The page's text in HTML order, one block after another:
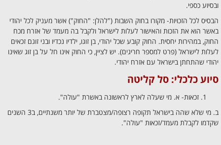
ובסיוע כספי.
הבסיס לכל הזכויות- מקורו בחוק השבות ("להלן: "החוק") אשר מעניק לכל יהודי
באשר הוא את הזכות והאישור לעלות לישראל ולקבל בה מעמד של אזרח מכח
החוק, במהירות יחסית. החוק קובע שכל יהודי, בן זוגו, ילדיו נכדיו ובני זוגם זכאים
לעלות לישראל (פרט למספר חריגים). יש לציין, כי החוק אינו חל על בן זוג שאינו
יהודי שהתחתן בישראל עם אזרח יהודי.
סיוע כלכלי: סל קליטה
זכאות- א. מי שעלה לארץ לראשונה באשרת "עולה".
ב. מי שלא שהה בישראל תקופה רצופה/מצטברת של יותר משנתיים, ב3 השנים
שקדמו לקבלת מעמד/זכאות "עולה".